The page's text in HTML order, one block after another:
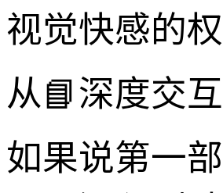
视觉快感的权
从📘深度交
如果说第一